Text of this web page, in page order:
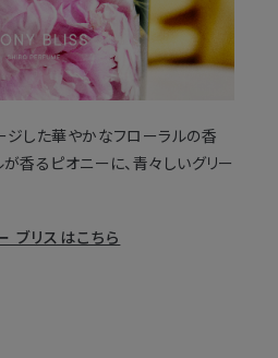
ジした華やかなフローラルの香
香るピオニーに、青々しいグリー
ブリスはこちら